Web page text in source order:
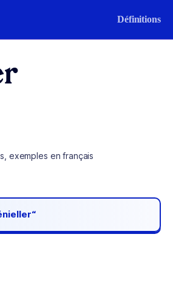
Définitions
exemples en français